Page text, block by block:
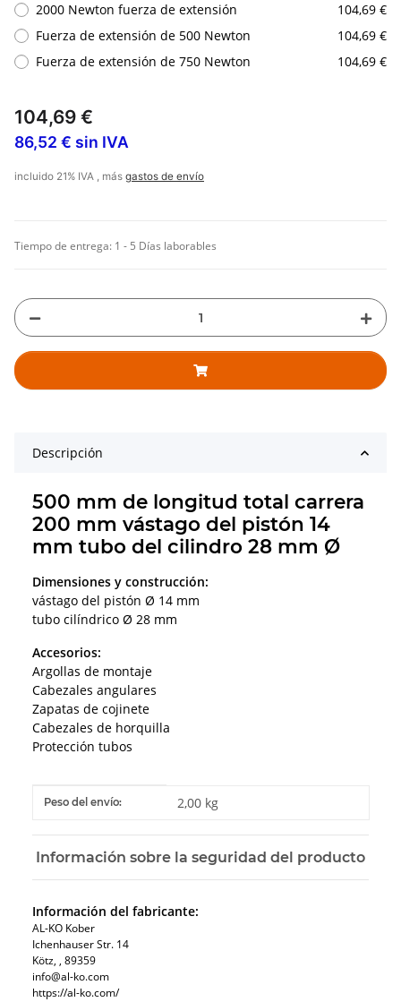
2000 Newton fuerza de extensión
104,69 €
Fuerza de extensión de 500 Newton
104,69 €
Fuerza de extensión de 750 Newton
104,69 €
104,69 €
86,52 € sin IVA
incluido 21% IVA , más gastos de envío
Tiempo de entrega: 1 - 5 Días laborables
Descripción
500 mm de longitud total carrera
200 mm vástago del pistón 14
mm tubo del cilindro 28 mm Ø
Dimensiones y construcción:
vástago del pistón Ø 14 mm
tubo cilíndrico Ø 28 mm
Accesorios:
Argollas de montaje
Cabezales angulares
Zapatas de cojinete
Cabezales de horquilla
Protección tubos
#productDetails.itemInformation#
#productDetails.itemValue#
Peso del envío: 2,00 kg
Información sobre la seguridad del producto
Información del fabricante:
AL-KO Kober
Ichenhauser Str. 14
Kötz, , 89359
info@al-ko.com
https://al-ko.com/